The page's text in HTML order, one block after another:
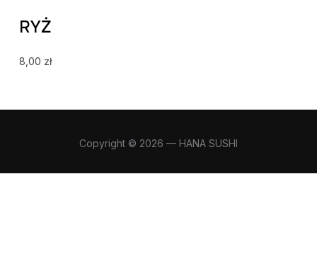
RYŻ
8,00 zł
Copyright © 2026 — HANA SUSHI